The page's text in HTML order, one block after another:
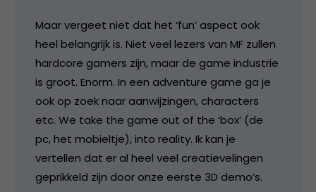
Maar vergeet niet dat het ‘fun’ aspect ook
heel belangrijk is. Niet veel lezers van MF zullen
hardcore gamers zijn, maar de game industrie
is groot. Enorm. In een adventure game ga je
ook op zoek naar aanwijzingen, characters
etc. We take the game out of the ‘box’ (de
pc, het mobieltje), into reality. Ik kan je
vertellen dat er al heel veel creatievelingen
geprikkeld zijn door onze eerste 3D demo’s.